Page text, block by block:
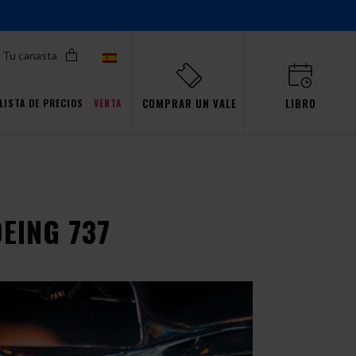
Tu canasta
LISTA DE PRECIOS VENTA COMPRAR UN VALE LIBRO
737